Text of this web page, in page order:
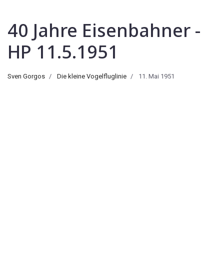
40 Jahre Eisenbahner -
HP 11.5.1951
Sven Gorgos Die kleine Vogelfluglinie 11. Mai 1951